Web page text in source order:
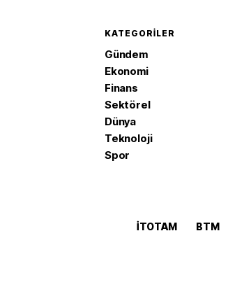
KATEGORILER
Gündem
Ekonomi
Finans
Sektörel
Dünya
Teknoloji
Spor
İTOTAM BTM